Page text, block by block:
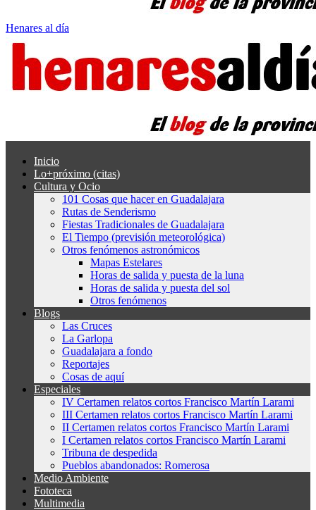
Henares al día
Inicio
Lo+próximo (citas)
Cultura y Ocio
101 Cosas que hacer en Guadalajara
Rutas de Senderismo
Fiestas Tradicionales de Guadalajara
El Tiempo (previsión meteorológica)
Otros fenómenos astronómicos
Mapas Estelares
Horas de salida y puesta de la luna
Horas de salida y puesta del sol
Otros fenómenos
Blogs
Las Cruces
La Garlopa
Guadalajara a fondo
Reportajes
Cosas de aquí
Especiales
IV Certamen relatos cortos Francisco Martín Larami
III Certamen relatos cortos Francisco Martín Larami
II Certamen relatos cortos Francisco Martín Larami
I Certamen relatos cortos Francisco Martín Larami
Tribuna de despedida
Pueblos abandonados: Romerosa
Medio Ambiente
Fototeca
Multimedia